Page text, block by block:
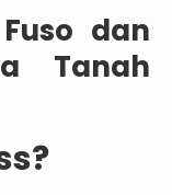
dan
Tanah